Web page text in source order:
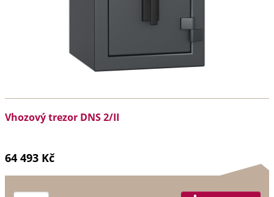
Vhozový trezor DNS 2/II
64 493 Kč